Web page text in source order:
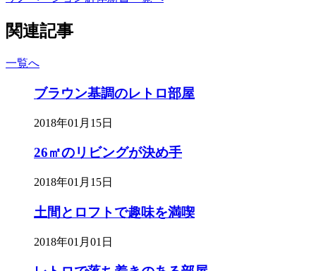
関連記事
一覧へ
ブラウン基調のレトロ部屋
2018年01月15日
26㎡のリビングが決め手
2018年01月15日
土間とロフトで趣味を満喫
2018年01月01日